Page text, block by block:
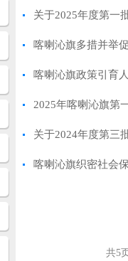
关于2025年度第一
喀喇沁旗多措并举
喀喇沁旗政策引育
2025年喀喇沁旗第
关于2024年度第三
喀喇沁旗织密社会
共5